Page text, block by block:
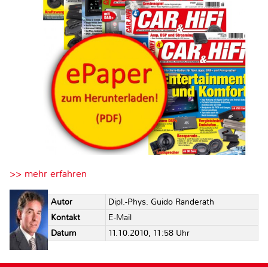
>> mehr erfahren
Autor
Dipl.-Phys. Guido Randerath
Kontakt
E-Mail
Datum
11.10.2010, 11:58 Uhr